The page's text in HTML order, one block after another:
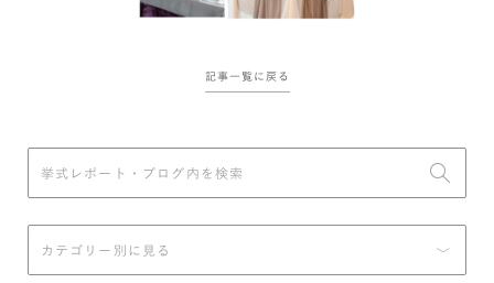
記事一覧に戻る